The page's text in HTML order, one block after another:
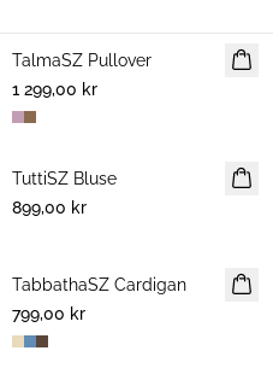
NYHET
TalmaSZ Pullover
1 299,00 kr
NYHET
TuttiSZ Bluse
899,00 kr
NYHET
TabbathaSZ Cardigan
799,00 kr